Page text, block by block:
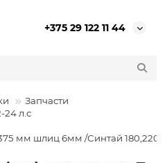
+375 29 122 11 44
Запчасти
24 л.с
мм шлиц 6мм /Синтай 180,220